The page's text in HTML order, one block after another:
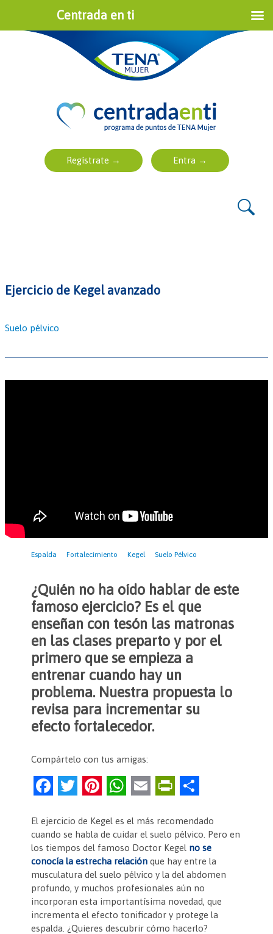
Ejercicio de Kegel avanzado
Suelo pélvico
Espalda Fortalecimiento Kegel Suelo Pélvico
¿Quién no ha oído hablar de este
famoso ejercicio? Es el que
enseñan con tesón las matronas
en las clases preparto y por el
primero que se empieza a
entrenar cuando hay un
problema. Nuestra propuesta lo
revisa para incrementar su
efecto fortalecedor.
Compártelo con tus amigas:
F
c
e
b
o
o
k
T
itt
er
Pi
er
es
t
W
at
s
A
p
p
E
ai
l
Pr
tF
ri
e
n
dl
y
m
p
ar
tir
El ejercicio de Kegel es el más recomendado
cuando se habla de cuidar el suelo pélvico. Pero en
los tiempos del famoso Doctor Kegel no se
conocía la estrecha relación que hay entre la
musculatura del suelo pélvico y la del abdomen
profundo, y muchos profesionales aún no
incorporan esta importantísima novedad, que
incrementa el efecto tonificador y protege la
espalda. ¿Quieres descubrir cómo hacerlo?
Centrada en ti